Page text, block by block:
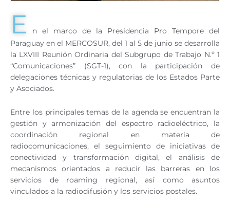
E
n el marco de la Presidencia Pro Tempore del
Paraguay en el MERCOSUR, del 1 al 5 de junio se desarrolla
la LXVIII Reunión Ordinaria del Subgrupo de Trabajo N.º 1
“Comunicaciones” (SGT-1), con la participación de
delegaciones técnicas y regulatorias de los Estados Parte
y Asociados.
Entre los principales temas de la agenda se encuentran la
gestión y armonización del espectro radioeléctrico, la
coordinación regional en materia de
radiocomunicaciones, el seguimiento de iniciativas de
conectividad y transformación digital, el análisis de
mecanismos orientados a reducir las barreras en los
servicios de roaming regional, así como asuntos
vinculados a la radiodifusión y los servicios postales.